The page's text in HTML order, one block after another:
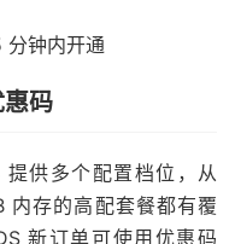
分钟内开通
码
供多个配置档位，从
内存的高配套餐都有覆
新订单可使用优惠码